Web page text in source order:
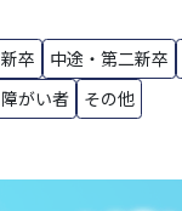
新卒 中途・第二新卒
障がい者
その他